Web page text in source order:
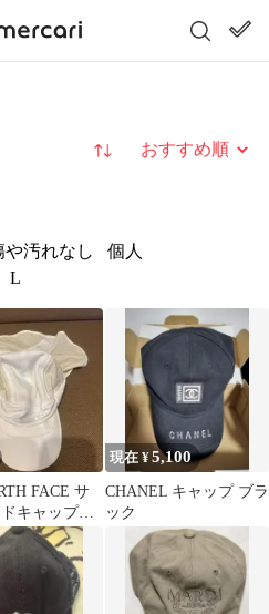
並び替え
や汚れなし
個人
L
FACE サ
キャップ
M
現在 ¥5,100
CHANEL キャップ ブラ
ック